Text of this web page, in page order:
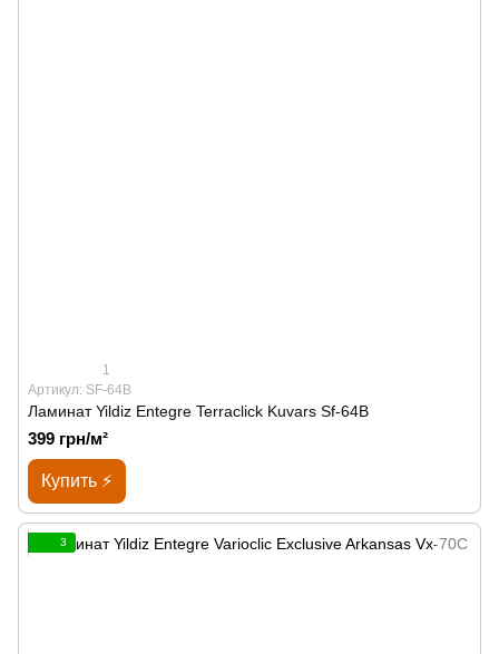
1
Артикул: SF-64B
Ламинат Yildiz Entegre Terraclick Kuvars Sf-64B
399 грн/м²
Купить ⚡
3